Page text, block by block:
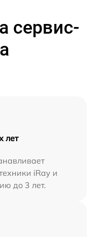
сервис-
лет
iRay и
до 3 лет.